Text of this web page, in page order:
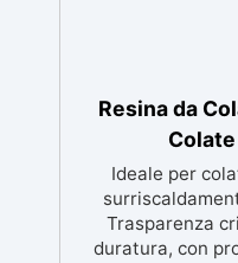
Resina da
Ideale per
Trasparenza
duratura, con